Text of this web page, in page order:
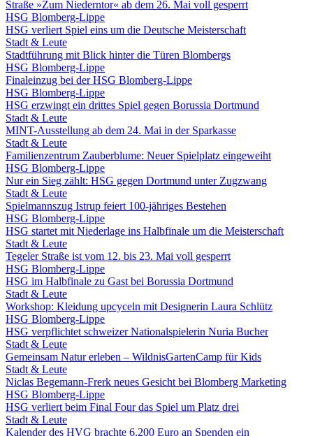
Straße »Zum Niederntor« ab dem 26. Mai voll gesperrt
HSG Blomberg-Lippe
HSG verliert Spiel eins um die Deutsche Meisterschaft
Stadt & Leute
Stadtführung mit Blick hinter die Türen Blombergs
HSG Blomberg-Lippe
Finaleinzug bei der HSG Blomberg-Lippe
HSG Blomberg-Lippe
HSG erzwingt ein drittes Spiel gegen Borussia Dortmund
Stadt & Leute
MINT-Ausstellung ab dem 24. Mai in der Sparkasse
Stadt & Leute
Familienzentrum Zauberblume: Neuer Spielplatz eingeweiht
HSG Blomberg-Lippe
Nur ein Sieg zählt: HSG gegen Dortmund unter Zugzwang
Stadt & Leute
Spielmannszug Istrup feiert 100-jähriges Bestehen
HSG Blomberg-Lippe
HSG startet mit Niederlage ins Halbfinale um die Meisterschaft
Stadt & Leute
Tegeler Straße ist vom 12. bis 23. Mai voll gesperrt
HSG Blomberg-Lippe
HSG im Halbfinale zu Gast bei Borussia Dortmund
Stadt & Leute
Workshop: Kleidung upcyceln mit Designerin Laura Schlütz
HSG Blomberg-Lippe
HSG verpflichtet schweizer Nationalspielerin Nuria Bucher
Stadt & Leute
Gemeinsam Natur erleben – WildnisGartenCamp für Kids
Stadt & Leute
Niclas Begemann-Frerk neues Gesicht bei Blomberg Marketing
HSG Blomberg-Lippe
HSG verliert beim Final Four das Spiel um Platz drei
Stadt & Leute
Kalender des HVG brachte 6.200 Euro an Spenden ein